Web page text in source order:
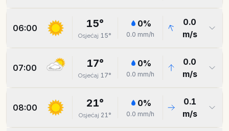
06:00 15°
Osjećaj 15°
0%
0.0 mm/h
0.0
m/s
07:00 17°
Osjećaj 17°
0%
0.0 mm/h
0.0
m/s
08:00 21°
Osjećaj 21°
0%
0.0 mm/h
0.1
m/s